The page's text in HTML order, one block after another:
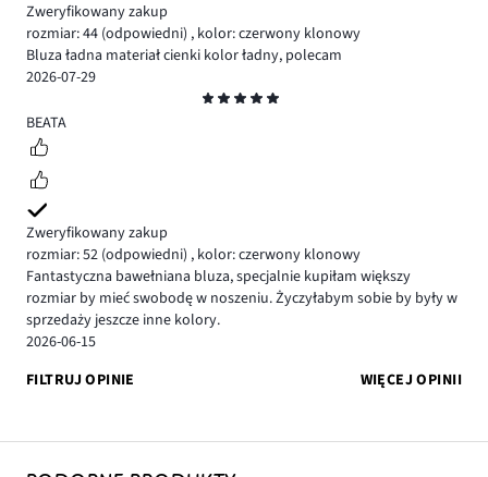
Zweryfikowany zakup
rozmiar: 44 (odpowiedni) , kolor: czerwony klonowy
Bluza ładna materiał cienki kolor ładny, polecam
2026-07-29
5
BEATA
Zweryfikowany zakup
rozmiar: 52 (odpowiedni) , kolor: czerwony klonowy
Fantastyczna bawełniana bluza, specjalnie kupiłam większy
rozmiar by mieć swobodę w noszeniu. Życzyłabym sobie by były w
sprzedaży jeszcze inne kolory.
2026-06-15
FILTRUJ OPINIE
WIĘCEJ OPINII